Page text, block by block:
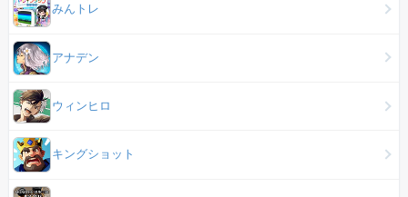
みんトレ
アナデン
ウィンヒロ
キングショット